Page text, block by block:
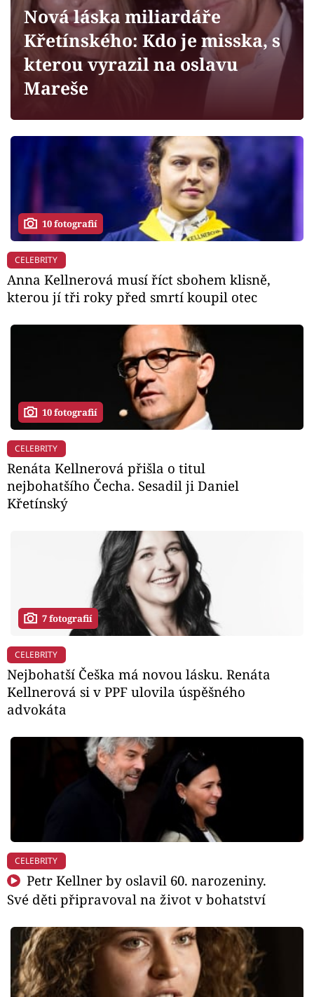
Sledujte prima+
Filmový festival Karlovy Vary
Mámy sobě
Přihlášení
Sledujte nás
Nová láska miliardáře
Křetínského: Kdo je misska, s
kterou vyrazil na oslavu
Mareše
10 fotografií
CELEBRITY
Anna Kellnerová musí říct sbohem klisně,
kterou jí tři roky před smrtí koupil otec
10 fotografií
CELEBRITY
Renáta Kellnerová přišla o titul
nejbohatšího Čecha. Sesadil ji Daniel
Křetínský
7 fotografií
CELEBRITY
Nejbohatší Češka má novou lásku. Renáta
Kellnerová si v PPF ulovila úspěšného
advokáta
CELEBRITY
Petr Kellner by oslavil 60. narozeniny.
Své děti připravoval na život v bohatství